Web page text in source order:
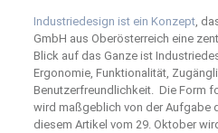
Industriedesign ist ein Konzept,
GmbH aus Oberösterreich eine
Blick auf das Ganze ist
Ergonomie, Funktionalität,
Benutzerfreundlichkeit. Die Form
wird maßgeblich von der Aufgabe
diesem Artikel vom 29. Oktober